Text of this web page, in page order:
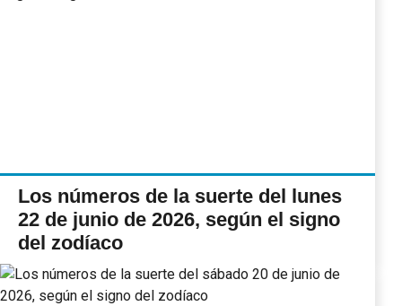
Los números de la suerte del lunes
22 de junio de 2026, según el signo
del zodíaco